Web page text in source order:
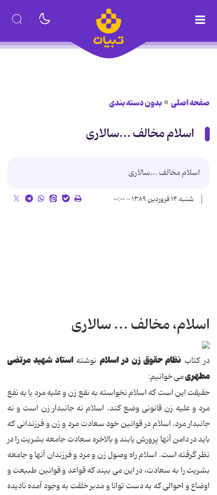
صفحه اصلی بدون دسته بندی
اسلام مخالف ...سالاری
اسلام مخالف ...سالاری
شنبه ۱۴ فروردین ۱۳۸۹ - ۰۰:۰۰
اسلام، مخالف ... سالاری
در کتاب نظام حقوق زن در اسلامنوشتهاستاد شهید مرتضی
مطهریمی خوانیم:
حقیقت این است که اسلام نخواسته به نفع زن و علیه مرد یا به نفع
مرد و علیه زن قانونی وضع کند. اسلام نه جانبدار زن است و نه
جانبدار مرد. اسلام در قوانین خود سعادت مرد و زن و فرزندانی که
باید در دامن آنها پرورش یابند و بالاخره سعادت جامعه بشریت را در
نظر گرفته است. اسلام راه وصول زن و مرد و فرزندان آنها و جامعه
بشریت را به سعادت، در این می بیند که قواعد و قوانین طبیعت و
اوضاع و احوالی که به دست توانا و مدبر خلقت به وجود آمده نادیده